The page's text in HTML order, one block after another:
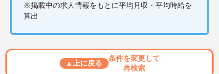
※掲載中の求人情報をもとに平均月収・平均時給を
算出
▲上に戻る
条件を変更して
再検索